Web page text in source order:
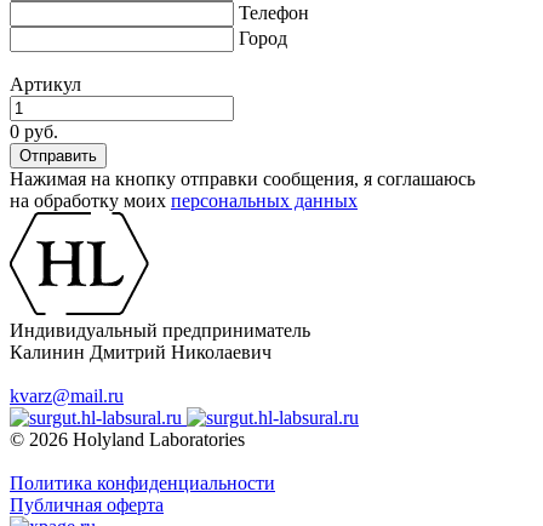
Телефон
Город
Артикул
0 руб.
Нажимая на кнопку отправки сообщения, я соглашаюсь
на обработку моих персональных данных
Индивидуальный предприниматель
Калинин Дмитрий Николаевич
kvarz@mail.ru
© 2026 Holyland Laboratories
Политика конфиденциальности
Публичная оферта